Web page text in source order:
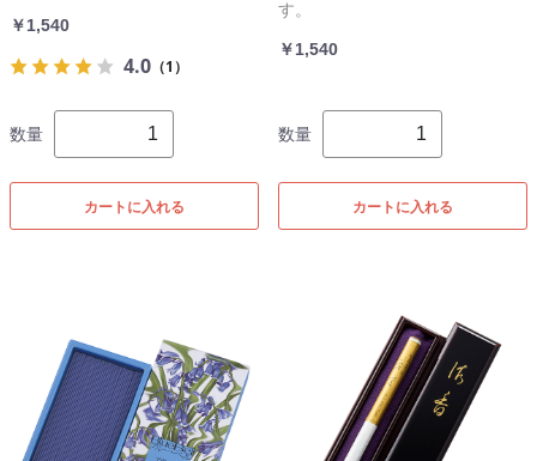
￥1,540
4.0 （1）
数量
カートに入れる
す。
￥1,540
数量
カートに入れる